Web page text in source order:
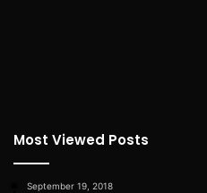
Most Viewed Posts
September 19, 2018